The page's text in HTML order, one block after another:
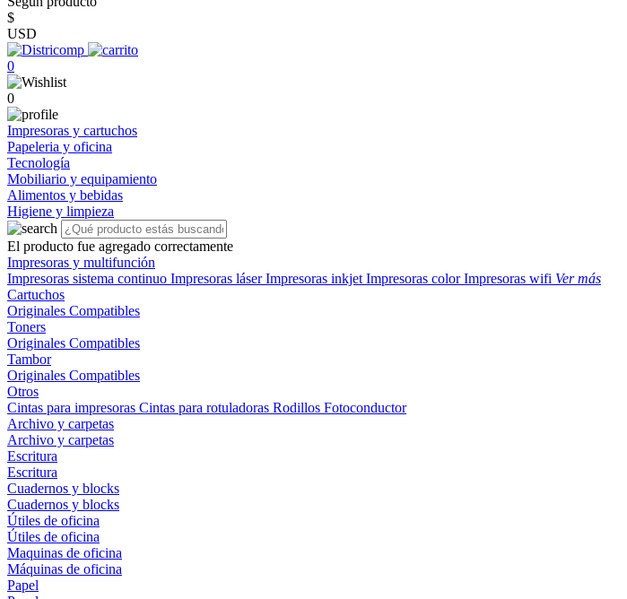
$
USD
0
0
Impresoras y cartuchos
Papeleria y oficina
Tecnología
Mobiliario y equipamiento
Alimentos y bebidas
Higiene y limpieza
El producto fue agregado correctamente
Impresoras y multifunción
Impresoras sistema continuo Impresoras láserImpresoras inkjet Impresoras colorImpresoras wifi Ver más
Cartuchos
Originales Compatibles
Toners
Originales Compatibles
Tambor
Originales Compatibles
Otros
Cintas para impresoras Cintas para rotuladoras Rodillos Fotoconductor
Archivo y carpetas
Archivo y carpetas
Escritura
Escritura
Cuadernos y blocks
Cuadernos y blocks
Útiles de oficina
Útiles de oficina
Maquinas de oficina
Máquinas de oficina
Papel